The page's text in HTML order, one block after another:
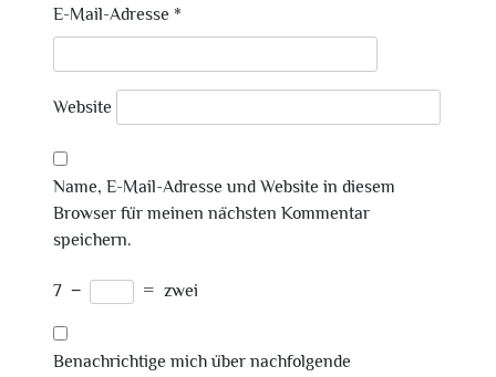
E-Mail-Adresse *
Website
Name, E-Mail-Adresse und Website in diesem
Browser für meinen nächsten Kommentar
speichern.
7 − = zwei
Benachrichtige mich über nachfolgende